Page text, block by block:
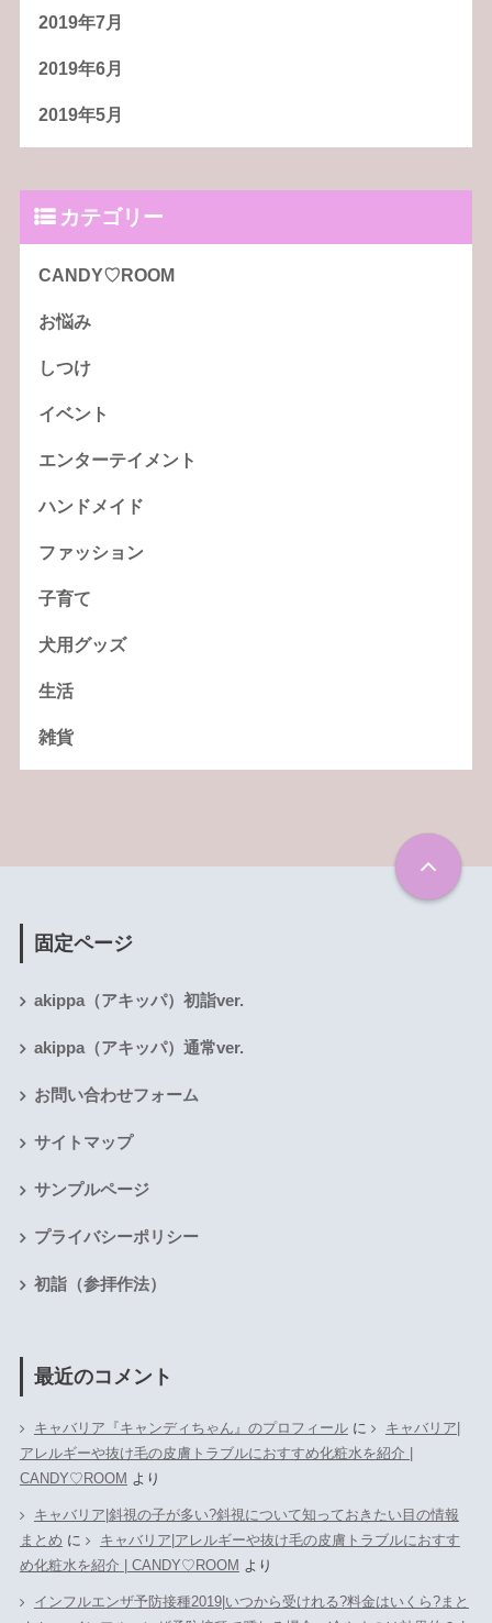
2019年7月
2019年6月
2019年5月
カテゴリー
CANDY♡ROOM
お悩み
しつけ
イベント
エンターテイメント
ハンドメイド
ファッション
子育て
犬用グッズ
生活
雑貨
固定ページ
akippa（アキッパ）初詣ver.
akippa（アキッパ）通常ver.
お問い合わせフォーム
サイトマップ
サンプルページ
プライバシーポリシー
初詣（参拝作法）
最近のコメント
キャバリア『キャンディちゃん』のプロフィールに
キャバリア|
アレルギーや抜け毛の皮膚トラブルにおすすめ化粧水を紹介 |
CANDY♡ROOM より
キャバリア|斜視の子が多い?斜視について知っておきたい目の情報
まとめ に
キャバリア|アレルギーや抜け毛の皮膚トラブルにおすす
め化粧水を紹介 | CANDY♡ROOM より
インフルエンザ予防接種2019|いつから受けれる?料金はいくら?まと